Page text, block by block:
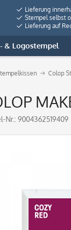
Lieferung
Stempel selbst
Lieferung auf
& Logostempel
Colop
Nr.: 9004362519409